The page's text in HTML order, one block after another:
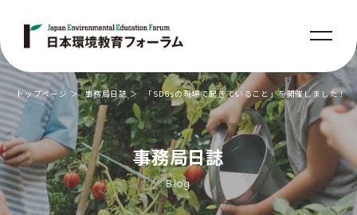
事務局日誌
Blog
トップページ 事務局日誌 「SDGsの現場で起きていること」を開催しました！